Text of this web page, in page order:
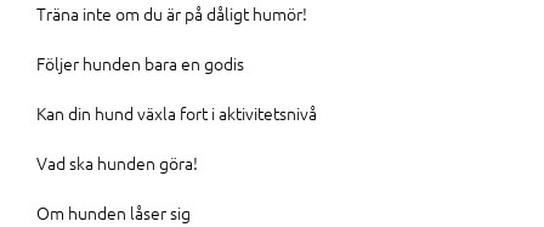
Träna inte om du är på dåligt humör!
Följer hunden bara en godis
Kan din hund växla fort i aktivitetsnivå
Vad ska hunden göra!
Om hunden låser sig